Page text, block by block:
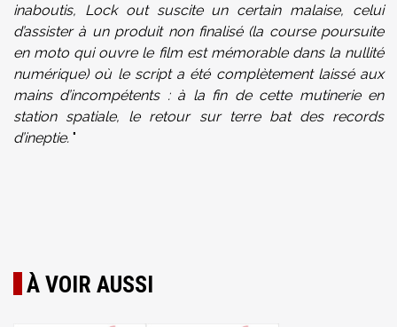
inaboutis, Lock out suscite un certain malaise, celui
d’assister à un produit non finalisé (la course poursuite
en moto qui ouvre le film est mémorable dans la nullité
numérique) où le script a été complètement laissé aux
mains d’incompétents : à la fin de cette mutinerie en
station spatiale, le retour sur terre bat des records
d’ineptie. "
À VOIR AUSSI